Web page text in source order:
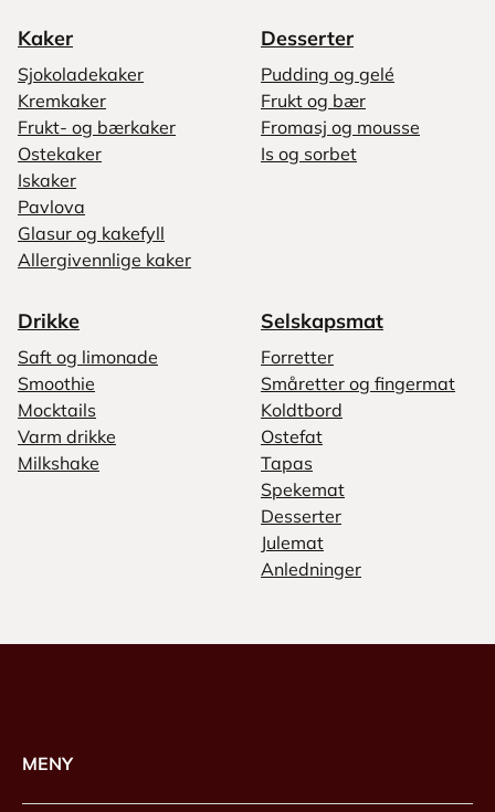
Kaker
Sjokoladekaker
Kremkaker
Frukt- og bærkaker
Ostekaker
Iskaker
Pavlova
Glasur og kakefyll
Allergivennlige kaker
Desserter
Pudding og gelé
Frukt og bær
Fromasj og mousse
Is og sorbet
Drikke
Saft og limonade
Smoothie
Mocktails
Varm drikke
Milkshake
Selskapsmat
Forretter
Småretter og fingermat
Koldtbord
Ostefat
Tapas
Spekemat
Desserter
Julemat
Anledninger
MENY